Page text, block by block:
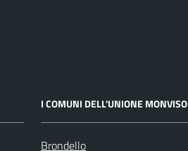
I COMUNI DELL'UNIONE MONVISO
Brondello